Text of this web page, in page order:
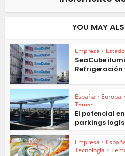
YOU MAY
Empresa •
SeaCube
Refrigeración
España • Europa •
Temas
El potencial
parkings
Empresa • España
Tecnologia •